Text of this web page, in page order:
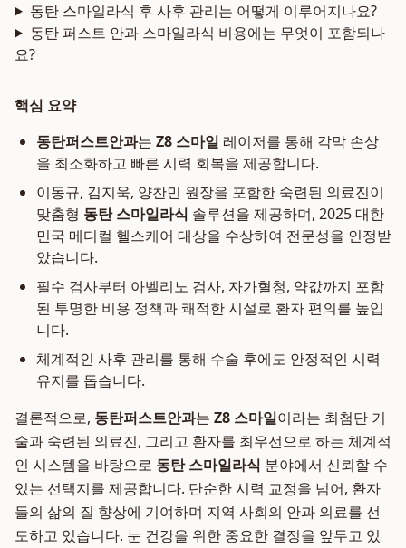
동탄 스마일라식 후 사후 관리는 어떻게 이루어지나요?
동탄 퍼스트 안과 스마일라식 비용에는 무엇이 포함되나
요?
핵심 요약
동탄퍼스트안과는 Z8 스마일 레이저를 통해 각막 손상
을 최소화하고 빠른 시력 회복을 제공합니다.
이동규, 김지욱, 양찬민 원장을 포함한 숙련된 의료진이
맞춤형 동탄 스마일라식 솔루션을 제공하며, 2025 대한
민국 메디컬 헬스케어 대상을 수상하여 전문성을 인정받
았습니다.
필수 검사부터 아벨리노 검사, 자가혈청, 약값까지 포함
된 투명한 비용 정책과 쾌적한 시설로 환자 편의를 높입
니다.
체계적인 사후 관리를 통해 수술 후에도 안정적인 시력
유지를 돕습니다.
결론적으로, 동탄퍼스트안과는 Z8 스마일이라는 최첨단 기
술과 숙련된 의료진, 그리고 환자를 최우선으로 하는 체계적
인 시스템을 바탕으로 동탄 스마일라식 분야에서 신뢰할 수
있는 선택지를 제공합니다. 단순한 시력 교정을 넘어, 환자
들의 삶의 질 향상에 기여하며 지역 사회의 안과 의료를 선
도하고 있습니다. 눈 건강을 위한 중요한 결정을 앞두고 있